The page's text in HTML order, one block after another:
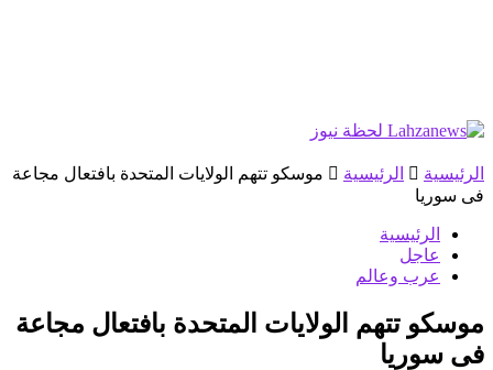
الرئيسية الرئيسية
موسكو تتهم الولايات المتحدة بافتعال مجاعة
فى سوريا
الرئيسية
عاجل
عرب وعالم
موسكو تتهم الولايات المتحدة بافتعال مجاعة
فى سوريا